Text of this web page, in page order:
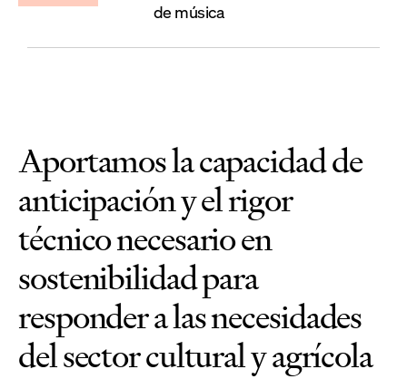
de música
Aportamos la capacidad de
anticipación y el rigor
técnico necesario en
sostenibilidad para
responder a las necesidades
del sector cultural y agrícola